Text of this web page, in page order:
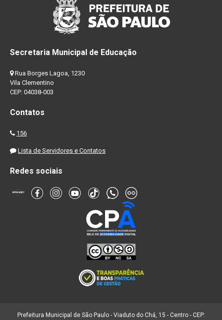
Secretaria Municipal de Educação
Rua Borges Lagoa, 1230
Vila Clementino
CEP: 04038-003
Contatos
156
Lista de Servidores e Contatos
Redes sociais
Prefeitura Municipal de São Paulo - Viaduto do Chá, 15 - Centro - CEP: